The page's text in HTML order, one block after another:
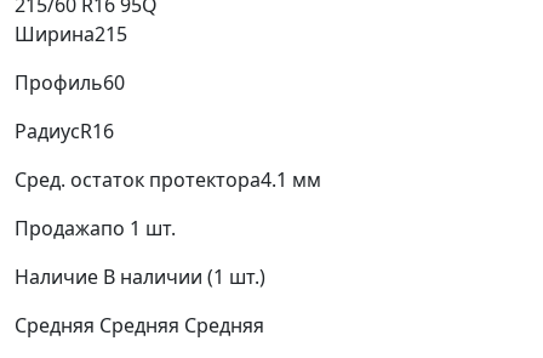
Ширина215
Профиль60
РадиусR16
Сред. остаток протектора4.1 мм
Продажапо 1 шт.
Наличие В наличии (1 шт.)
Средняя Средняя Средняя